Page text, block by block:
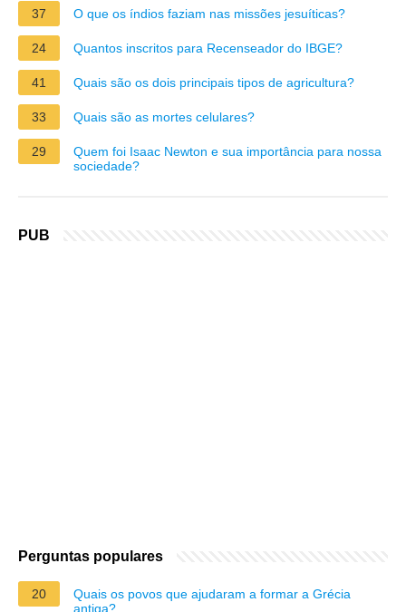
37 O que os índios faziam nas missões jesuíticas?
24 Quantos inscritos para Recenseador do IBGE?
41 Quais são os dois principais tipos de agricultura?
33 Quais são as mortes celulares?
29
Quem foi Isaac Newton e sua importância para nossa
sociedade?
PUB
Perguntas populares
20
Quais os povos que ajudaram a formar a Grécia
antiga?